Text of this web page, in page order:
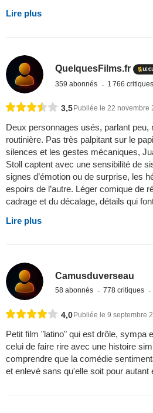
Lire plus
QuelquesFilms.fr
359 abonnés 1 766 critiques
3,5Publiée le 22 novembre
Deux personnages usés, parlant peu,
routinière. Pas très palpitant sur le
silences et les gestes mécaniques,
Stoll captent avec une sensibilité de
signes d’émotion ou de surprise, les
espoirs de l’autre. Léger comique de
cadrage et du décalage, détails qui
Lire plus
Camusduverseau
58 abonnés 778 critiques
4,0 Publiée le 9 septembre
Petit film "latino" qui est drôle, sympa
celui de faire rire avec une histoire
comprendre que la comédie
et enlevé sans qu'elle soit pour autant